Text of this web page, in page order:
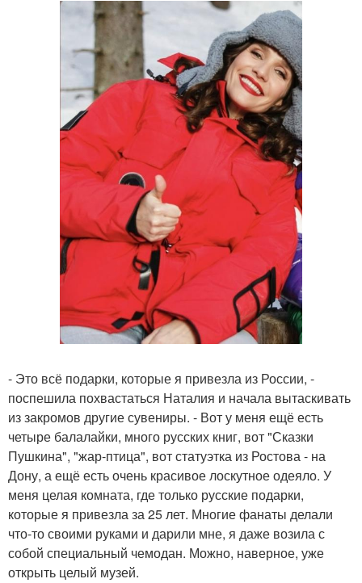
- Это всё подарки, которые я привезла из России, -
поспешила похвастаться Наталия и начала вытаскивать
из закромов другие сувениры. - Вот у меня ещё есть
четыре балалайки, много русских книг, вот "Сказки
Пушкина", "жар-птица", вот статуэтка из Ростова - на
Дону, а ещё есть очень красивое лоскутное одеяло. У
меня целая комната, где только русские подарки,
которые я привезла за 25 лет. Многие фанаты делали
что-то своими руками и дарили мне, я даже возила с
собой специальный чемодан. Можно, наверное, уже
открыть целый музей.